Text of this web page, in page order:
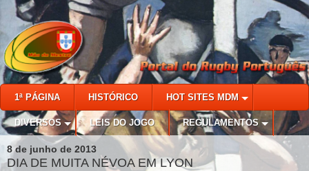
1ª PÁGINA HISTÓRICO HOT SITES MDM
DIVERSOS LEIS DO JOGO REGULAMENTOS
8 de junho de 2013
DIA DE MUITA NÉVOA EM LYON